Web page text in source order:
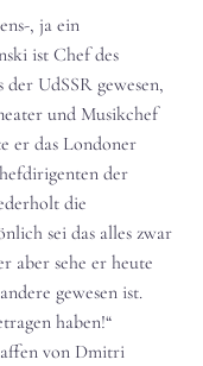
, ja ein
ist Chef des
UdSSR gewesen,
und Musikchef
er das Londoner
der
die
sei das alles zwar
aber sehe er heute
gewesen ist.
haben!“
von Dmitri